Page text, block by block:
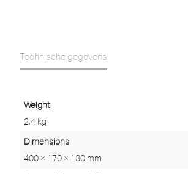
Technische gegevens
Weight
2,4 kg
Dimensions
400 × 170 × 130 mm